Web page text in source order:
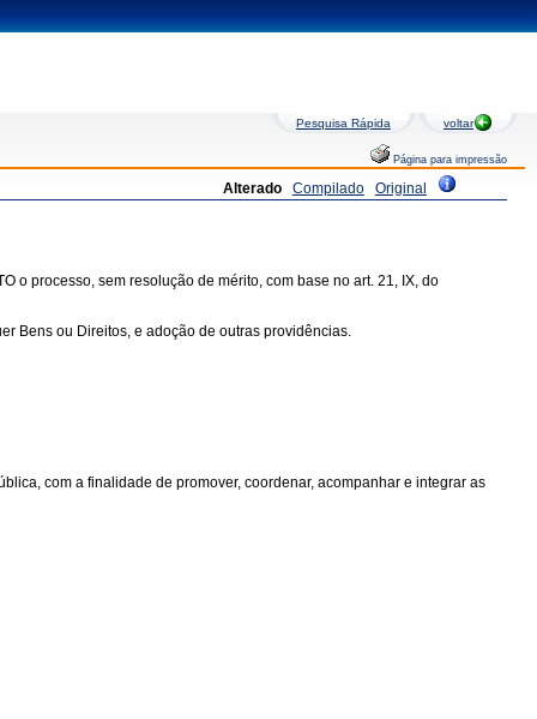
Pesquisa Rápida voltar
Página para impressão
Alterado Compilado Original
o processo, sem resolução de mérito, com base no art. 21, IX, do
Bens ou Direitos, e adoção de outras providências.
com a finalidade de promover, coordenar, acompanhar e integrar as